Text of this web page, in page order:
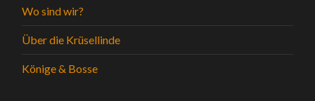
Wo sind wir?
Über die Krüsellinde
Könige & Bosse